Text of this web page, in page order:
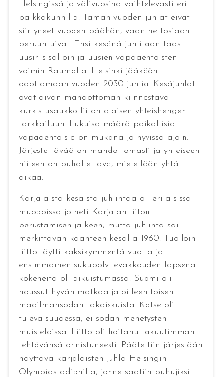
Helsingissä ja välivuosina vaihtelevasti eri
paikkakunnilla. Tämän vuoden juhlat eivät
siirtyneet vuoden päähän, vaan ne tosiaan
peruuntuivat. Ensi kesänä juhlitaan taas
uusin sisällöin ja uusien vapaaehtoisten
voimin Raumalla. Helsinki jääköön
odottamaan vuoden 2030 juhlia. Kesäjuhlat
ovat aivan mahdottoman kiinnostava
kurkistusaukko liiton alaisen yhteishengen
tarkkailuun. Lukuisa määrä paikallisia
vapaaehtoisia on mukana jo hyvissä ajoin.
Järjestettävää on mahdottomasti ja yhteiseen
hiileen on puhallettava, mielellään yhtä
aikaa.
Karjalaista kesäistä juhlintaa oli erilaisissa
muodoissa jo heti Karjalan liiton
perustamisen jälkeen, mutta juhlinta sai
merkittävän käänteen kesällä 1960. Tuolloin
liitto täytti kaksikymmentä vuotta ja
ensimmäinen sukupolvi evakkouden lapsena
kokeneita oli aikuistumassa. Suomi oli
noussut hyvän matkaa jaloilleen toisen
maailmansodan takaiskuista. Katse oli
tulevaisuudessa, ei sodan menetysten
muisteloissa. Liitto oli hoitanut akuutimman
tehtävänsä onnistuneesti. Päätettiin järjestään
näyttävä karjalaisten juhla Helsingin
Olympiastadionilla, jonne saatiin puhujiksi